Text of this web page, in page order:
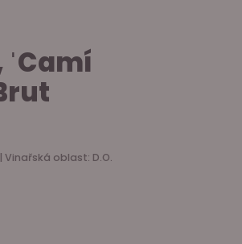
Vinařská oblast: D.O.